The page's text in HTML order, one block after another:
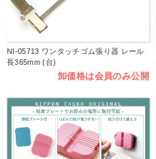
NI-05713 ワンタッチゴム張り器 レール
長365mm (台)
卸価格は会員のみ公開